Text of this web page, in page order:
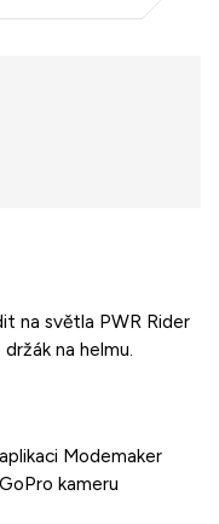
na světla PWR Rider
na helmu.
Modemaker
kameru